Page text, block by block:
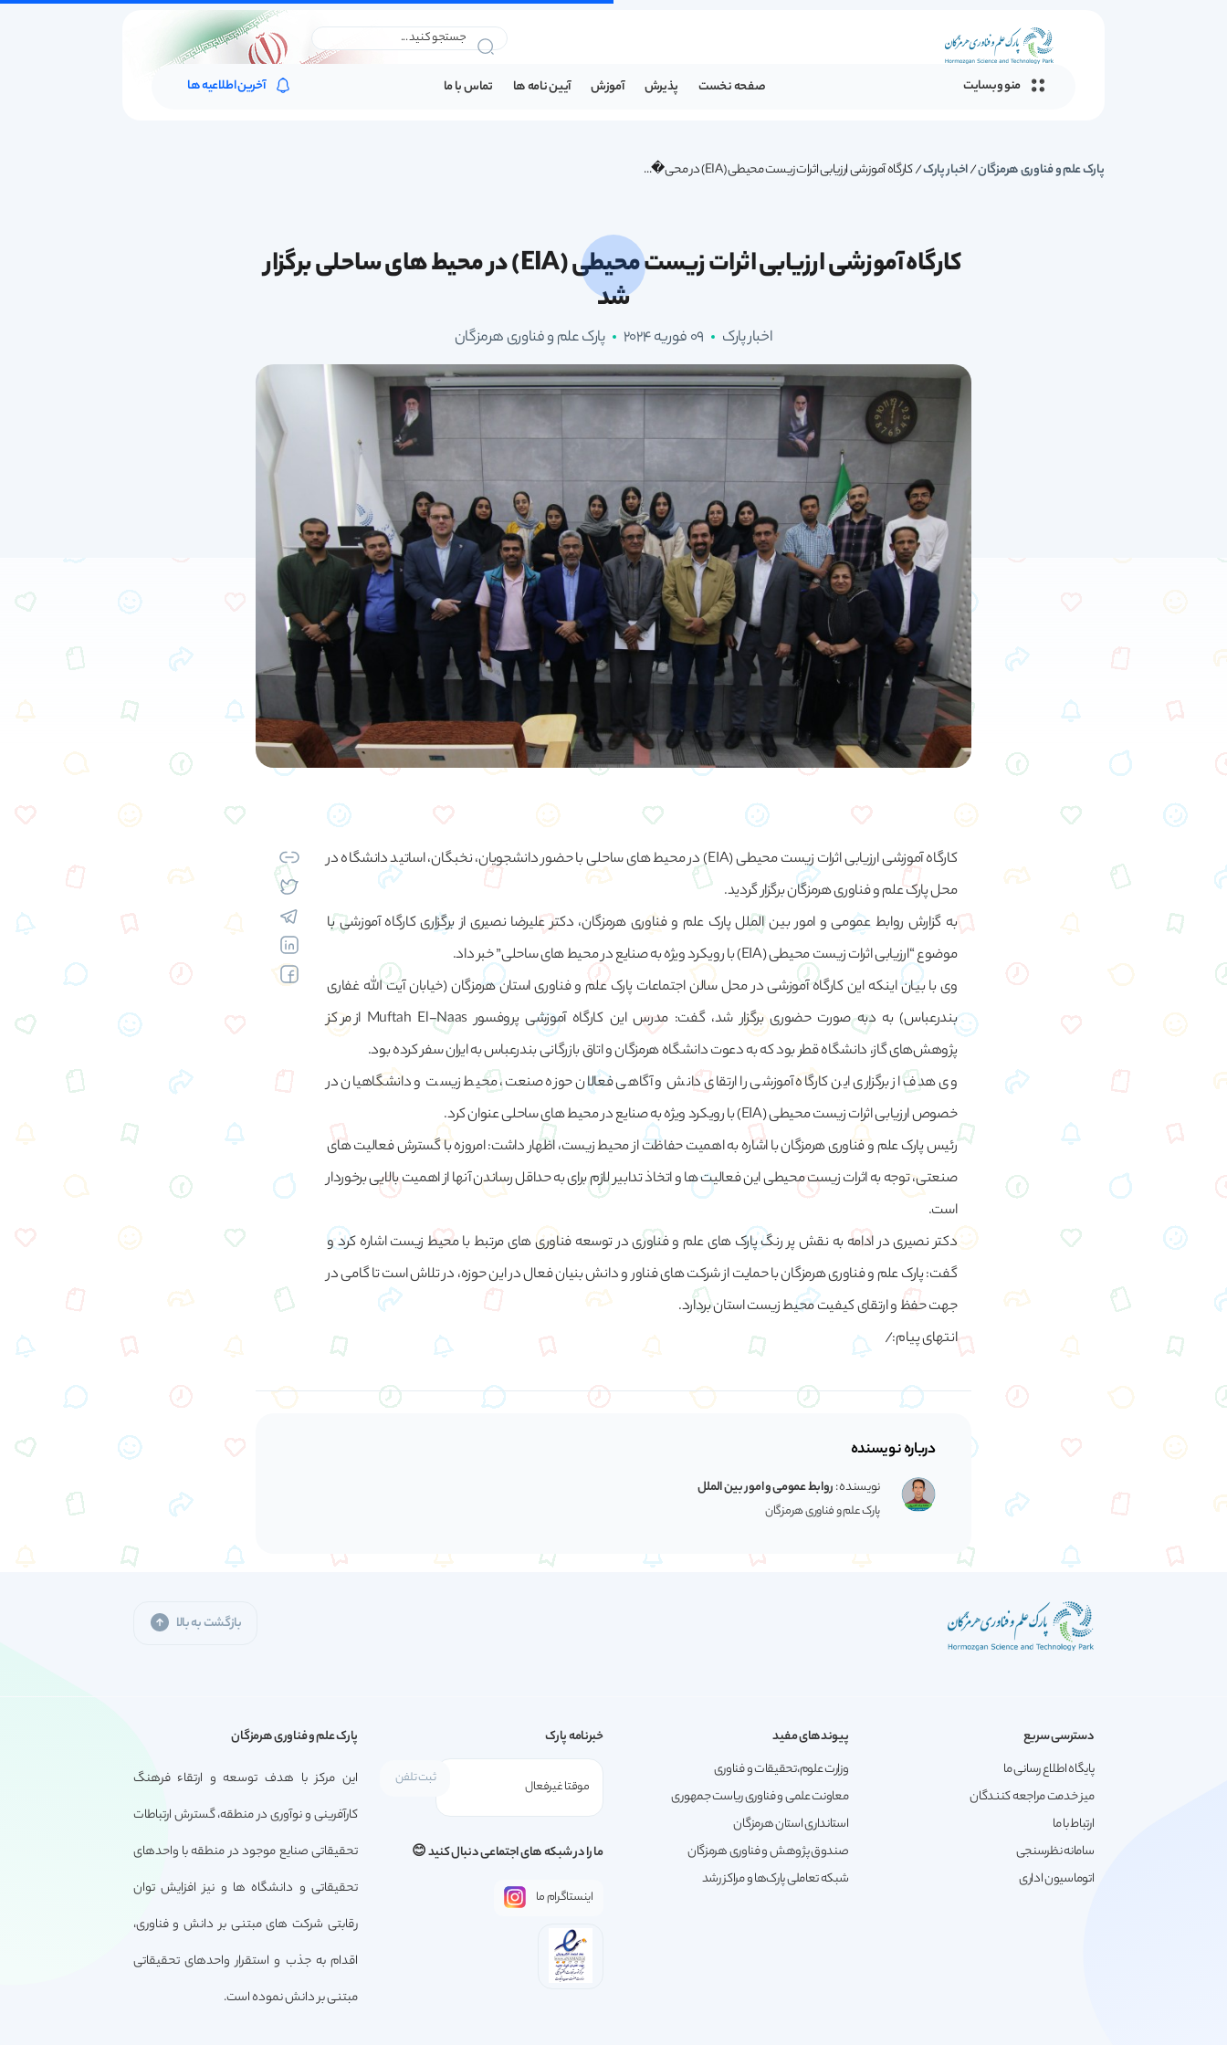
منو وبسایت صفحه نخست پذیرش آموزش آیین نامه ها تماس با ما آخرین اطلاعیه ها
پارک علم و فناوری هرمزگان/اخبار پارک/کارگاه آموزشی ارزیابی اثرات زیست محیطی (EIA) در محی�...
کارگاه آموزشی ارزیابی اثرات زیست محیطی (EIA) در محیط های ساحلی برگزار
شد
اخبار پارک 09 فوریه 2024 پارک علم و فناوری هرمزگان
کارگاه آموزشی ارزیابی اثرات زیست محیطی (EIA) در محیط های ساحلی با حضور دانشجویان، نخبگان، اساتید دانشگاه در
محل پارک علم و فناوری هرمزگان برگزار گردید.
به گزارش روابط عمومی و امور بین الملل پارک علم و فناوری هرمزگان، دکتر علیرضا نصیری از برگزاری کارگاه آموزشی با
موضوع “ارزیابی اثرات زیست محیطی (EIA) با رویکرد ویژه به صنایع در محیط های ساحلی” خبر داد.
وی با بیان اینکه این کارگاه آموزشی در محل سالن اجتماعات پارک علم و فناوری استان هرمزگان (خیابان آیت الله غفاری
بندرعباس) به دبه صورت حضوری برگزار شد، گفت: مدرس این کارگاه آموزشی پروفسور Muftah El-Naas از مرکز
پژوهش‌های گاز، دانشگاه قطر بود که به دعوت دانشگاه هرمزگان و اتاق بازرگانی بندرعباس به ایران سفر کرده بود.
وی هدف از برگزاری این کارگاه آموزشی را ارتقای دانش و آگاهی فعالان حوزه صنعت، محیط زیست و دانشگاهیان در
خصوص ارزیابی اثرات زیست محیطی (EIA) با رویکرد ویژه به صنایع در محیط های ساحلی عنوان کرد.
رئیس پارک علم و فناوری هرمزگان با اشاره به اهمیت حفاظت از محیط زیست، اظهار داشت: امروزه با گسترش فعالیت های
صنعتی، توجه به اثرات زیست محیطی این فعالیت ها و اتخاذ تدابیر لازم برای به حداقل رساندن آنها از اهمیت بالایی برخوردار
است.
دکتر نصیری در ادامه به نقش پر رنگ پارک های علم و فناوری در توسعه فناوری های مرتبط با محیط زیست اشاره کرد و
گفت: پارک علم و فناوری هرمزگان با حمایت از شرکت های فناور و دانش بنیان فعال در این حوزه، در تلاش است تا گامی در
جهت حفظ و ارتقای کیفیت محیط زیست استان بردارد.
انتهای پیام:/
درباره نویسنده
نویسنده :روابط عمومی و امور بین الملل
پارک علم و فناوری هرمزگان
بازگشت به بالا
دسترسی سریع
پایگاه اطلاع رسانی ما
میز خدمت مراجعه کنندگان
ارتباط با ما
سامانه نظرسنجی
اتوماسیون اداری
پیوندهای مفید
وزارت علوم،تحقیقات و فناوری
معاونت علمی و فناوری ریاست جمهوری
استانداری استان هرمزگان
صندوق پژوهش و فناوری هرمزگان
شبکه تعاملی پارک‌ها و مراکز رشد
خبرنامه پارک
ما را در شبکه های اجتماعی دنبال کنید 😊
اینستاگرام ما
پارک علم و فناوری هرمزگان
این مرکز با هدف توسعه و ارتقاء فرهنگ
کارآفرینی و نوآوری در منطقه، گسترش ارتباطات
تحقیقاتی صنایع موجود در منطقه با واحدهای
تحقیقاتی و دانشگاه ها و نیز افزایش توان
رقابتی شرکت های مبتنی بر دانش و فناوری،
اقدام به جذب و استقرار واحدهای تحقیقاتی
مبتنی بر دانش نموده است.